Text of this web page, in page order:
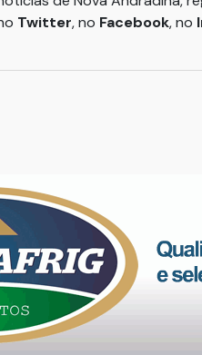
Twitter, no Facebook, no